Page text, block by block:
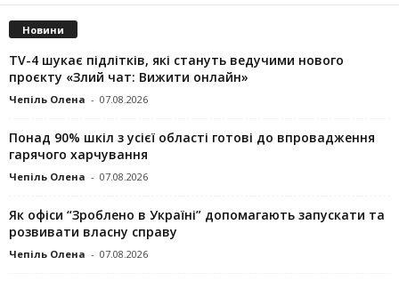
Новини
TV-4 шукає підлітків, які стануть ведучими нового
проєкту «Злий чат: Вижити онлайн»
Чепіль Олена - 07.08.2026
Понад 90% шкіл з усієї області готові до впровадження
гарячого харчування
Чепіль Олена - 07.08.2026
Як офіси “Зроблено в Україні” допомагають запускaти та
розвивати власну справу
Чепіль Олена - 07.08.2026